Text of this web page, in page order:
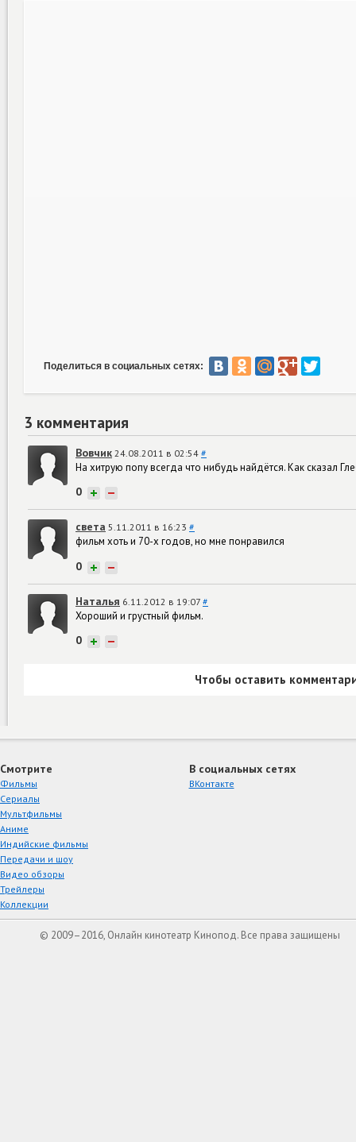
Поделиться в социальных сетях:
3 комментария
Вовчик 24.08.2011 в 02:54 #
На хитрую попу всегда что нибудь найдётся. Как сказал
0 + −
света 5.11.2011 в 16:23 #
фильм хоть и 70-х годов, но мне понравился
0 + −
Наталья 6.11.2012 в 19:07 #
Хороший и грустный фильм.
0 + −
Чтобы оставить
Смотрите
Фильмы
Сериалы
Мультфильмы
Аниме
Индийские фильмы
Передачи и шоу
Видео обзоры
Трейлеры
Коллекции
В социальных сетях
ВКонтакте
© 2009–2016, Онлайн кинотеатр Кинопод. Все права защищены